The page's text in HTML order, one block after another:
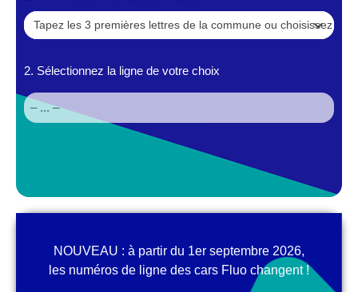
(s)
2. Sélectionnez la ligne de votre choix
NOUVEAU : à partir du 1er septembre 2026,
les numéros de ligne des cars Fluo changent !